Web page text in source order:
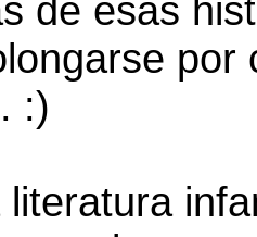
de esas
por
:)
literatura